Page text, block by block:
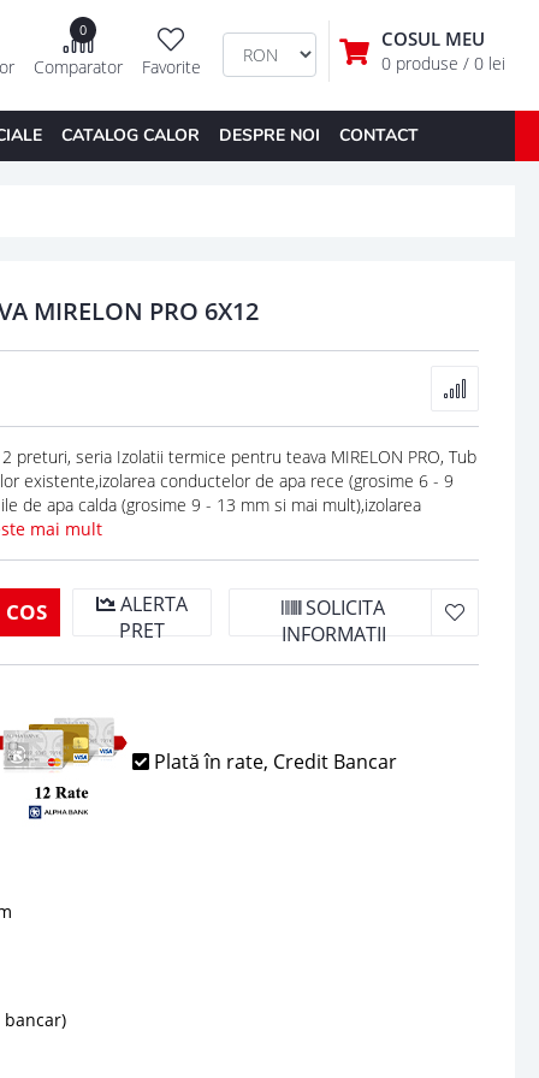
COSUL MEU
0 produse / 0 lei
Favorite
0
Comparator
CATALOG CALOR DESPRE NOI CONTACT
MIRELON PRO 6X12
preturi, seria Izolatii termice pentru teava MIRELON PRO, Tub
existente,izolarea conductelor de apa rece (grosime 6 - 9
de apa calda (grosime 9 - 13 mm si mai mult),izolarea
mai mult
ALERTA
PRET
SOLICITA
INFORMATII
Plată în rate, Credit Bancar